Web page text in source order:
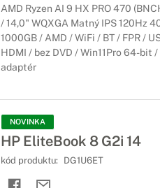
AMD Ryzen AI 9 HX PRO 470
/ 14,0" WQXGA Matný IPS 120Hz
1000GB / AMD / WiFi / BT / FPR /
HDMI / bez DVD / Win11Pro 64-bit
adaptér
NOVINKA
HP EliteBook 8 G2i 14
kód produktu: DG1U6ET